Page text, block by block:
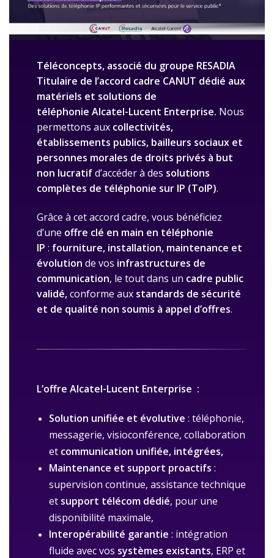
Téléconcepts, associé du groupe RESADIA
Titulaire de l’accord cadre CANUT dédié aux
matériels et solutions de
téléphonie Alcatel-Lucent Enterprise. Nous
permettons aux collectivités,
établissements publics, bailleurs sociaux et
personnes morales de droits privés à but
non lucratifd’accéder à des solutions
complètes de téléphonie sur IP (ToIP).
Grâce à cet accord cadre, vous bénéficiez
d’une offre clé en main en téléphonie
IP : fourniture, installation, maintenance et
évolution de vos infrastructures de
communication, le tout dans un cadre public
validé,conforme aux standards de sécurité
et de qualité non soumis à appel d’offres.
L’offre Alcatel-Lucent Enterprise :
Solution unifiée et évolutive : téléphonie,
messagerie, visioconférence, collaboration
et communication unifiée, intégrées,
Maintenance et support proactifs :
supervision continue, assistance technique
et support télécom dédié, pour une
disponibilité maximale,
Interopérabilité garantie : intégration
fluide avec vos systèmes existants, ERP et